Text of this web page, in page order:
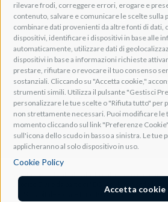
rilevare frodi, correggere errori, erogare e
contenuto, salvare e comunicare le scelte sulla
combinare dati provenienti da altre fonti di dati,
dispositivi, identificare i dispositivi in base alle
automaticamente, utilizzare dati di
dispositivi in base a informazioni richieste
prestare, rifiutare o revocare il tuo consenso
sostanziali. Cliccando su "Accetta cookie,"
strumenti simili. Utilizza il pulsante "Gestisci
personalizzare le tue scelte o "Rifiuta tutto" per
non strettamente necessari. Puoi modificare le
momento cliccando sul link "Preferenze
sull'icona dello scudo in basso a sinistra. Le tue
applicheranno al solo dispositivo in uso.
Cookie Policy
Accetta cookie
Adeo Screen
Screen Research
Adeum Cinema
Società soggetta all'attività di controllo e
n. 50, capitale sociale Euro 10.200, C.F. e iscrizione